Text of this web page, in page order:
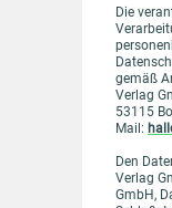
Die
gemäß
Verlag
53115
Mail:
Den
Verlag
GmbH,